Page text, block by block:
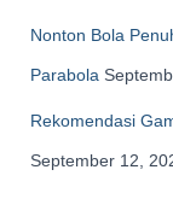
Nonton Bola
Parabola
Rekomendasi
September 12,